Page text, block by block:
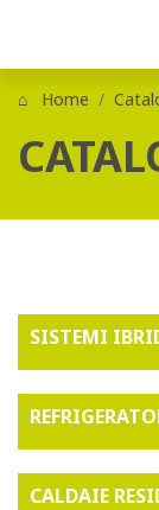
Home
SISTEMI
CALDAIE